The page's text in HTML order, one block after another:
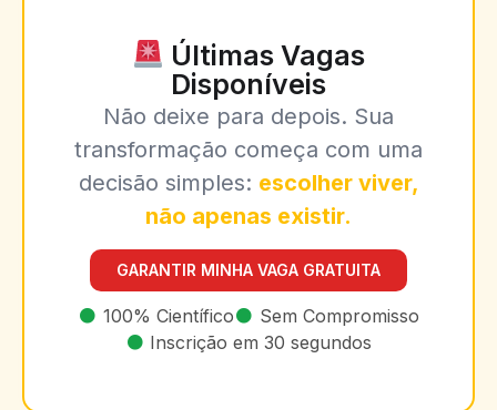
Últimas Vagas
Disponíveis
Não deixe para depois. Sua
transformação começa com uma
decisão simples: escolher viver,
não apenas existir.
GARANTIR MINHA VAGA GRATUITA
100% Científico
Sem Compromisso
Inscrição em 30 segundos